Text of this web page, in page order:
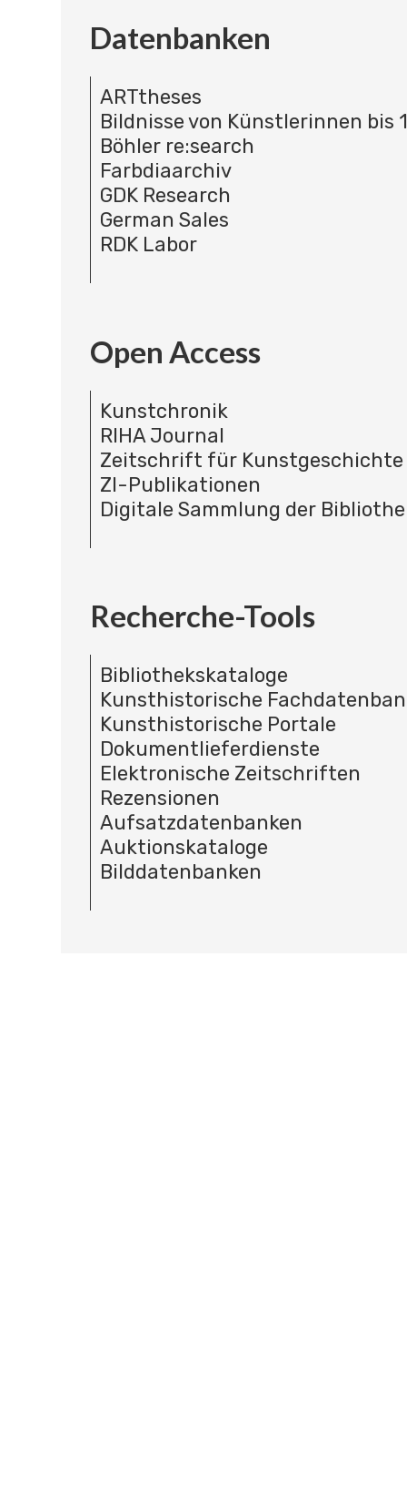
Datenbanken
ARTtheses
Bildnisse von Künstlerinnen bis
Böhler re:search
Farbdiaarchiv
GDK Research
German Sales
RDK Labor
Open Access
Kunstchronik
RIHA Journal
Zeitschrift für Kunstgeschichte
ZI-Publikationen
Digitale Sammlung der
Recherche-Tools
Bibliothekskataloge
Kunsthistorische
Kunsthistorische Portale
Dokumentlieferdienste
Elektronische Zeitschriften
Rezensionen
Aufsatzdatenbanken
Auktionskataloge
Bilddatenbanken